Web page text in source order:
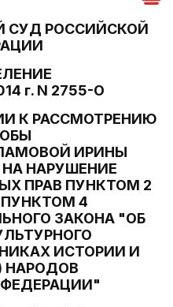
СУД РОССИЙСКОЙ
г. N 2755-О
К РАССМОТРЕНИЮ
ИРИНЫ
НАРУШЕНИЕ
ПРАВ ПУНКТОМ 2
ПУНКТОМ 4
ЗАКОНА "ОБ
ИСТОРИИ И
НАРОДОВ